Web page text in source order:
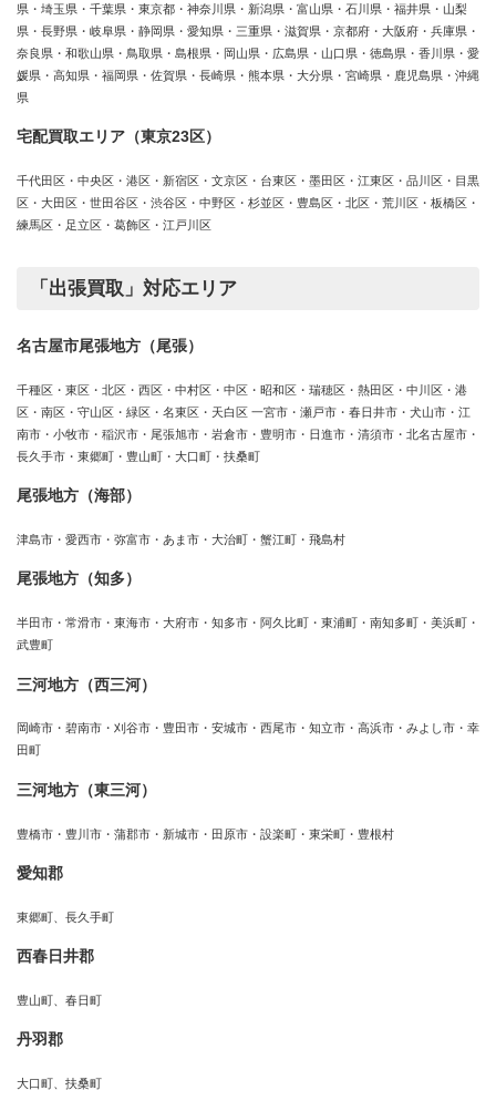
県・埼玉県・千葉県・東京都・神奈川県・新潟県・富山県・石川県・福井県・山梨
県・長野県・岐阜県・静岡県・愛知県・三重県・滋賀県・京都府・大阪府・兵庫県・
奈良県・和歌山県・鳥取県・島根県・岡山県・広島県・山口県・徳島県・香川県・愛
媛県・高知県・福岡県・佐賀県・長崎県・熊本県・大分県・宮崎県・鹿児島県・沖縄
県
宅配買取エリア（東京23区）
千代田区・中央区・港区・新宿区・文京区・台東区・墨田区・江東区・品川区・目黒
区・大田区・世田谷区・渋谷区・中野区・杉並区・豊島区・北区・荒川区・板橋区・
練馬区・足立区・葛飾区・江戸川区
「出張買取」対応エリア
名古屋市尾張地方（尾張）
千種区・東区・北区・西区・中村区・中区・昭和区・瑞穂区・熱田区・中川区・港
区・南区・守山区・緑区・名東区・天白区 一宮市・瀬戸市・春日井市・犬山市・江
南市・小牧市・稲沢市・尾張旭市・岩倉市・豊明市・日進市・清須市・北名古屋市・
長久手市・東郷町・豊山町・大口町・扶桑町
尾張地方（海部）
津島市・愛西市・弥富市・あま市・大治町・蟹江町・飛島村
尾張地方（知多）
半田市・常滑市・東海市・大府市・知多市・阿久比町・東浦町・南知多町・美浜町・
武豊町
三河地方（西三河）
岡崎市・碧南市・刈谷市・豊田市・安城市・西尾市・知立市・高浜市・みよし市・幸
田町
三河地方（東三河）
豊橋市・豊川市・蒲郡市・新城市・田原市・設楽町・東栄町・豊根村
愛知郡
東郷町、長久手町
西春日井郡
豊山町、春日町
丹羽郡
大口町、扶桑町